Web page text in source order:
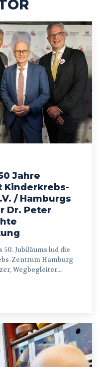
Jahre
Kinderkrebs-
/ Hamburgs
Dr. Peter
Zentrum Hamburg
Wegbegleiter...